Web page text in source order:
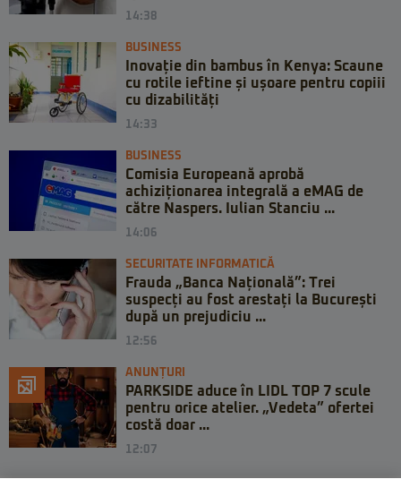
14:38
BUSINESS
Inovație din bambus în Kenya: Scaune
cu rotile ieftine și ușoare pentru copiii
cu dizabilități
14:33
BUSINESS
Comisia Europeană aprobă
achiziționarea integrală a eMAG de
către Naspers. Iulian Stanciu ...
14:06
SECURITATE INFORMATICĂ
Frauda „Banca Națională”: Trei
suspecți au fost arestați la București
după un prejudiciu ...
12:56
ANUNȚURI
PARKSIDE aduce în LIDL TOP 7 scule
pentru orice atelier. „Vedeta” ofertei
costă doar ...
12:07